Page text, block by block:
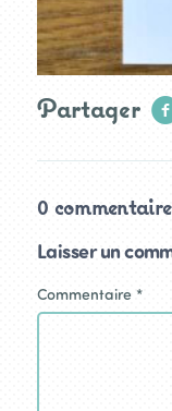
Partager
0 commentaire
Laisser un
Commentaire *